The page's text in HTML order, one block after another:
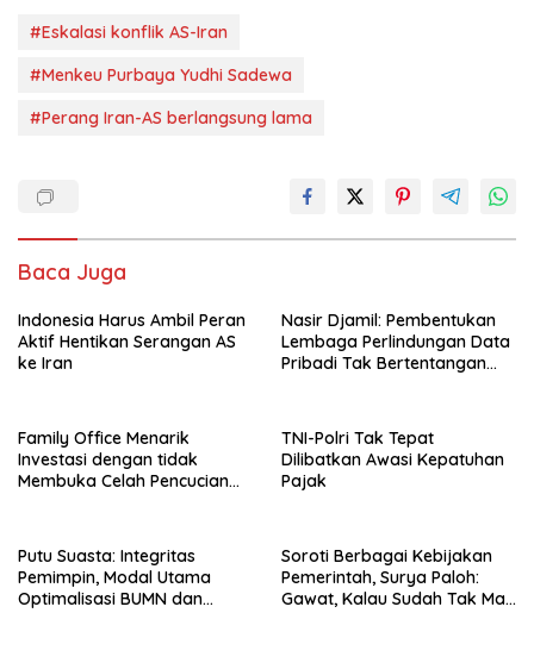
#Eskalasi konflik AS-Iran
#Menkeu Purbaya Yudhi Sadewa
#Perang Iran-AS berlangsung lama
Baca Juga
Indonesia Harus Ambil Peran
Aktif Hentikan Serangan AS
ke Iran
Nasir Djamil: Pembentukan
Lembaga Perlindungan Data
Pribadi Tak Bertentangan
Family Office Menarik
Investasi dengan tidak
Membuka Celah Pencucian
TNI-Polri Tak Tepat
Dilibatkan Awasi Kepatuhan
Pajak
Putu Suasta: Integritas
Pemimpin, Modal Utama
Optimalisasi BUMN dan
Soroti Berbagai Kebijakan
Pemerintah, Surya Paloh:
Gawat, Kalau Sudah Tak Mau